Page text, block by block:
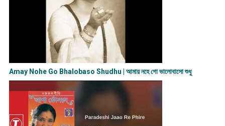
Amay Nohe Go Bhalobaso Shudhu | আমায় নহে গো ভালোবাসো শুধু